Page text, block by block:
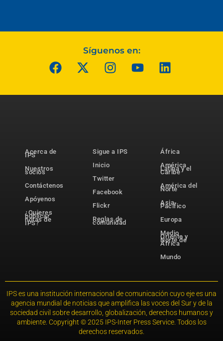
Síguenos en:
Acerca de
IPS
Nuestros
socios
Contáctenos
Apóyenos
¿Quieres
publicar
notas de
IPS?
Sigue a IPS
Inicio
Twitter
Facebook
Flickr
Reglas de
comunidad
África
América
Latina y el
Caribe
América del
Norte
Asia-
Pacífico
Europa
Medio
Oriente y
Norte de
África
Mundo
IPS es una institución internacional de comunicación cuyo eje es una
agencia mundial de noticias que amplifica las voces del Sur y de la
sociedad civil sobre desarrollo, globalización, derechos humanos y
ambiente. Copyright © 2025 IPS-Inter Press Service. Todos los
derechos reservados.